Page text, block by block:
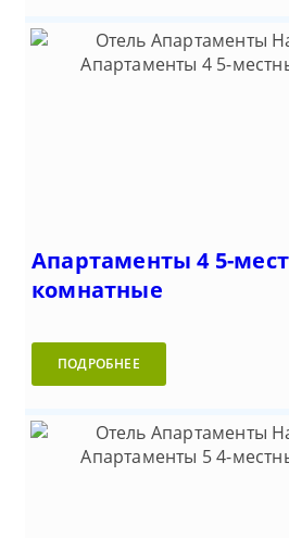
Апартаменты 4 5-
комнатные
ПОДРОБНЕЕ